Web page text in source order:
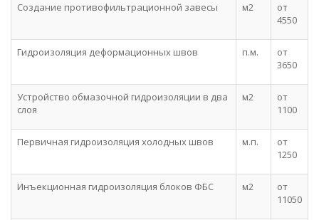
Создание противофильтрационной завесы м2
от
4550
Гидроизоляция деформационных швов п.м.
от
3650
Устройство обмазочной гидроизоляции в два
слоя
м2
от
1100
Первичная гидроизоляция холодных швов м.п.
от
1250
Инъекционная гидроизоляция блоков ФБС м2
от
11050